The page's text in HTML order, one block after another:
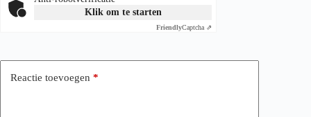
Klik om te starten
FriendlyCaptcha ⇗
Reactie toevoegen *